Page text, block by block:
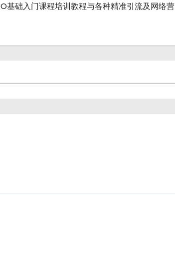
基础入门课程培训教程与各种精准引流及网络营